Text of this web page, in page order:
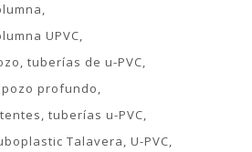
UPVC
tuberías de u-PVC
profundo
tuberías u-PVC
Talavera U-PVC